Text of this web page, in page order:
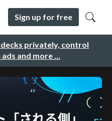
privately, control
and more …
Sign up for free